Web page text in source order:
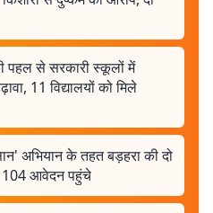
पहल से सरकारी स्कूलों में
11 विद्यालयों को मिले
अभियान के तहत बड़हरा की दो
104 आवेदन पहुंचे